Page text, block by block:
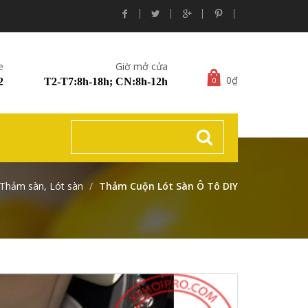
Giờ mở cửa
T2-T7:8h-18h; CN:8h-12h 0 0₫
sàn, Lót sàn Thảm Cuộn Lót Sàn Ô Tô DIY